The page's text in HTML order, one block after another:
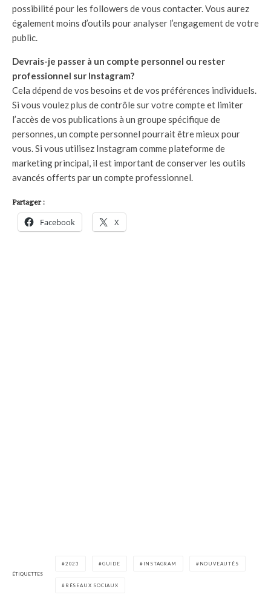
possibilité pour les followers de vous contacter. Vous aurez
également moins d’outils pour analyser l’engagement de votre
public.
Devrais-je passer à un compte personnel ou rester
professionnel sur Instagram?
Cela dépend de vos besoins et de vos préférences individuels.
Si vous voulez plus de contrôle sur votre compte et limiter
l’accès de vos publications à un groupe spécifique de
personnes, un compte personnel pourrait être mieux pour
vous. Si vous utilisez Instagram comme plateforme de
marketing principal, il est important de conserver les outils
avancés offerts par un compte professionnel.
Partager :
Facebook X
ÉTIQUETTES
2023 GUIDE INSTAGRAM NOUVEAUTÉS
RÉSEAUX SOCIAUX